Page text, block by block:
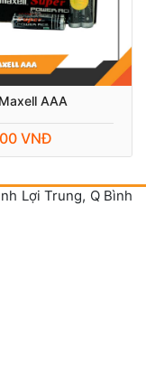
AAA
VNĐ
Lợi Trung, Q Bình